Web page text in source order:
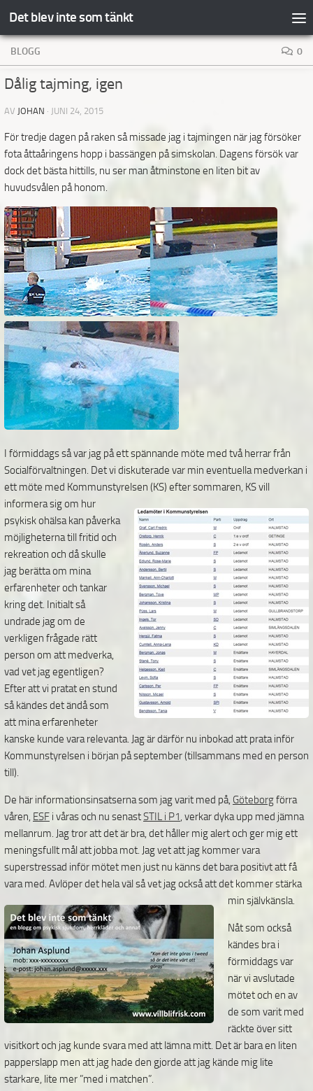
Hoppa till innehåll
Det blev inte som tänkt
BLOGG 0
Dålig tajming, igen
AV JOHAN · JUNI 24, 2015
För tredje dagen på raken så missade jag i tajmingen när jag försöker
fota åttaåringens hopp i bassängen på simskolan. Dagens försök var
dock det bästa hittills, nu ser man åtminstone en liten bit av
huvudsvålen på honom.
I förmiddags så var jag på ett spännande möte med två herrar från
Socialförvaltningen. Det vi diskuterade var min eventuella medverkan i
ett möte med Kommunstyrelsen (KS) efter sommaren, KS vill
informera sig om hur
psykisk ohälsa kan påverka
möjligheterna till fritid och
rekreation och då skulle
jag berätta om mina
erfarenheter och tankar
kring det. Initialt så
undrade jag om de
verkligen frågade rätt
person om att medverka,
vad vet jag egentligen?
Efter att vi pratat en stund
så kändes det ändå som
att mina erfarenheter
kanske kunde vara relevanta. Jag är därför nu inbokad att prata inför
Kommunstyrelsen i början på september (tillsammans med en person
till).
De här informationsinsatserna som jag varit med på, Göteborgförra
våren, ESF i våras och nu senastSTIL i P1, verkar dyka upp med jämna
mellanrum. Jag tror att det är bra, det håller mig alert och ger mig ett
meningsfullt mål att jobba mot. Jag vet att jag kommer vara
superstressad inför mötet men just nu känns det bara positivt att få
vara med. Avlöper det hela väl så vet jag också att det kommer stärka
min självkänsla.
Nåt som också
kändes bra i
förmiddags var
när vi avslutade
mötet och en av
de som varit med
räckte över sitt
visitkort och jag kunde svara med att lämna mitt. Det är bara en liten
papperslapp men att jag hade den gjorde att jag kände mig lite
starkare, lite mer ”med i matchen”.